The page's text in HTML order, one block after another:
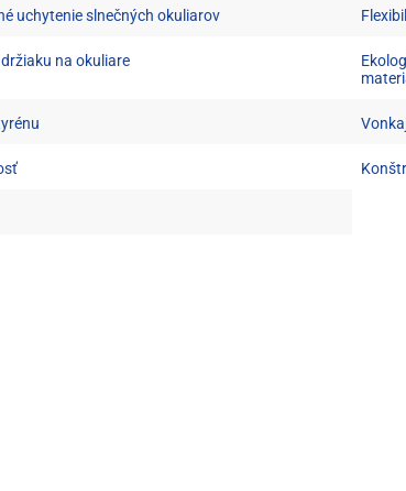
uchytenie slnečných okuliarov
na okuliare